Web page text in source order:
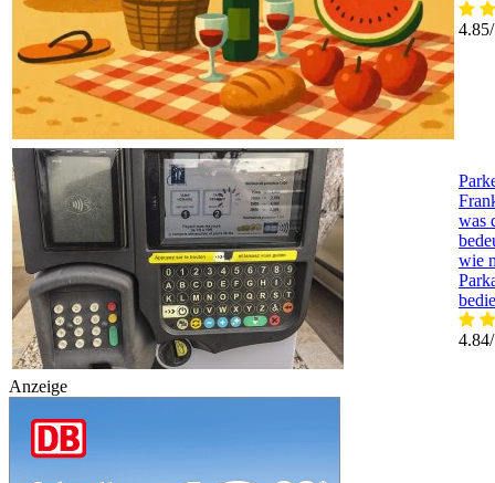
was
wie
Anzeige